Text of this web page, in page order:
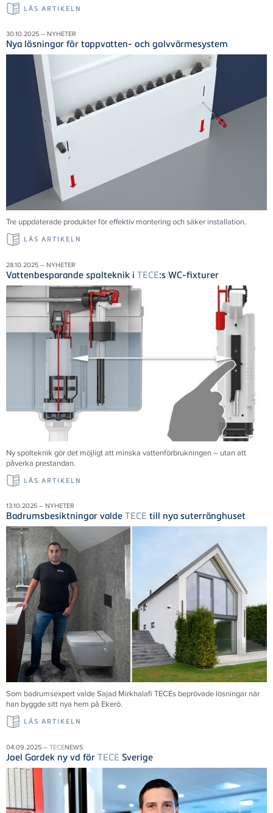
LÄS ARTIKELN
30.10.2025 – NYHETER
Nya lösningar för tappvatten- och golvvärmesystem
Tre uppdaterade produkter för effektiv montering och säker installation.
LÄS ARTIKELN
28.10.2025 – NYHETER
Vattenbesparande spolteknik i TECE:s WC-fixturer
Ny spolteknik gör det möjligt att minska vattenförbrukningen – utan att
påverka prestandan.
LÄS ARTIKELN
13.10.2025 – NYHETER
Badrumsbesiktningar valde TECE till nya suterränghuset
Som badrumsexpert valde Sajad Mirkhalafi TECEs beprövade lösningar när
han byggde sitt nya hem på Ekerö.
LÄS ARTIKELN
04.09.2025 – TECENEWS
Joel Gardek ny vd för TECE Sverige